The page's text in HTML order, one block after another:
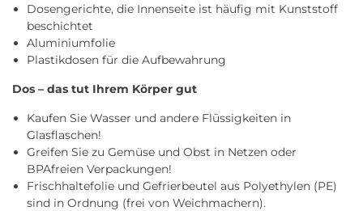
Dosengerichte, die Innenseite ist häufig mit Kunststoff
beschichtet
Aluminiumfolie
Plastikdosen für die Aufbewahrung
Dos – das tut Ihrem Körper gut
Kaufen Sie Wasser und andere Flüssigkeiten in
Glasflaschen!
Greifen Sie zu Gemüse und Obst in Netzen oder
BPAfreien Verpackungen!
Frischhaltefolie und Gefrierbeutel aus Polyethylen (PE)
sind in Ordnung (frei von Weichmachern).